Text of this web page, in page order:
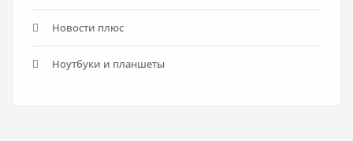
Новости плюс
Ноутбуки и планшеты